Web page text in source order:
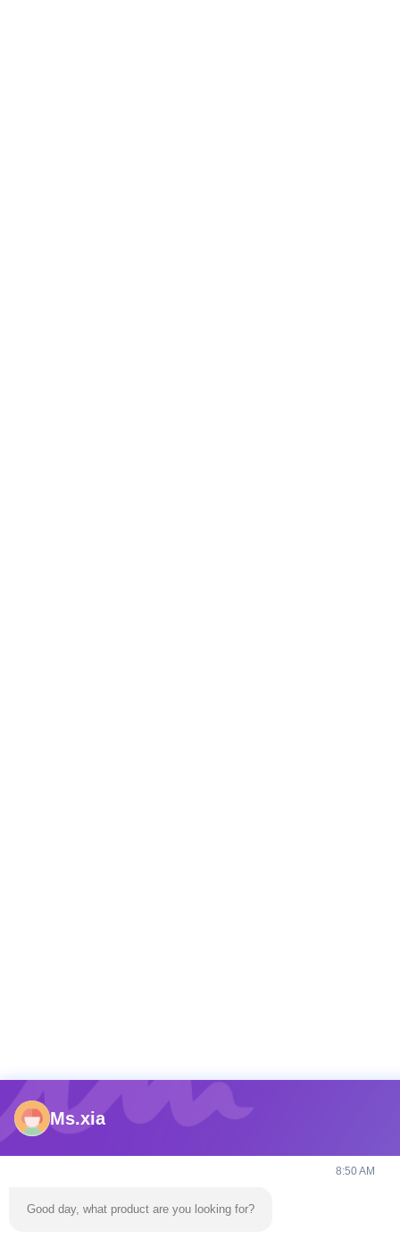
Ms.xia
8:50 AM
Good day, what product are you looking for?